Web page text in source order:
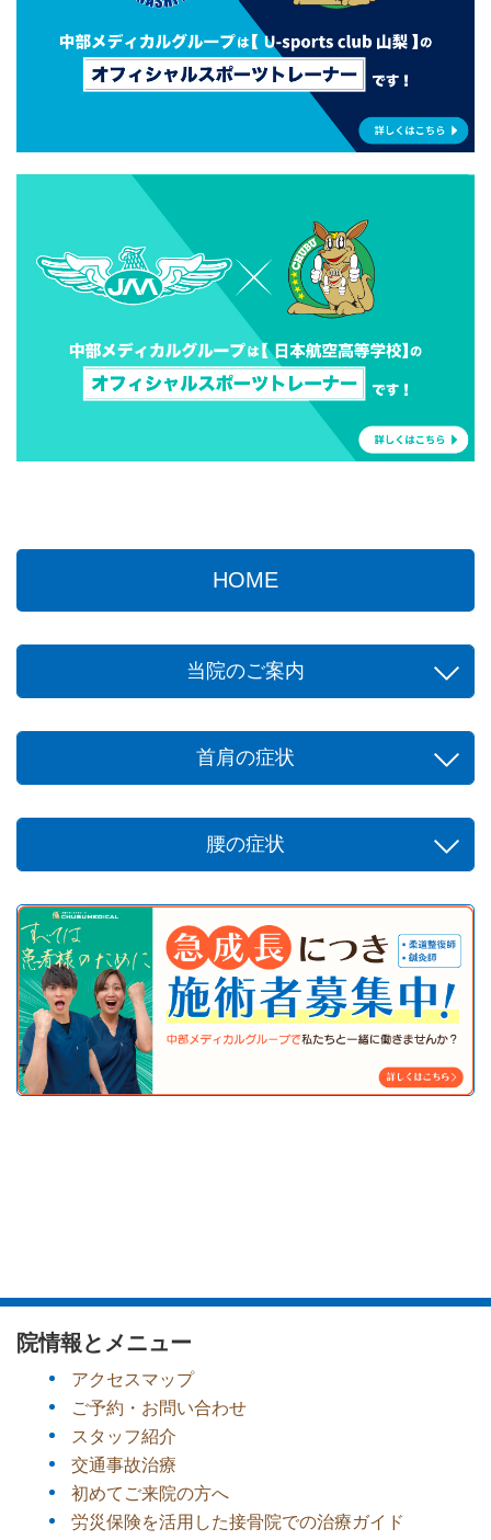
HOME
当院のご案内
首肩の症状
腰の症状
院情報とメニュー
アクセスマップ
ご予約・お問い合わせ
スタッフ紹介
交通事故治療
初めてご来院の方へ
労災保険を活用した接骨院での治療ガイド